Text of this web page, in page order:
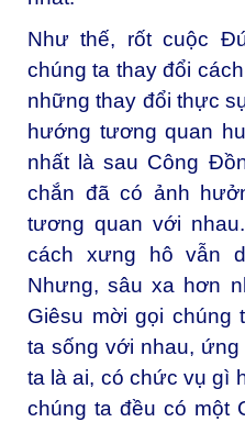
Như thế, rốt cuộc
chúng ta thay đổi
những thay đổi thực
hướng tương quan
nhất là sau Công
chắn đã có ảnh
tương quan với
cách xưng hô vẫn
Nhưng, sâu xa hơn
Giêsu mời gọi chúng
ta sống với nhau,
ta là ai, có chức vụ gì
chúng ta đều có một